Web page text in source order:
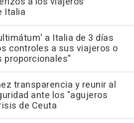
Italia
a Italia de 3 días
controles a sus viajeros o
proporcionales"
transparencia y reunir al
ante los "agujeros
de Ceuta